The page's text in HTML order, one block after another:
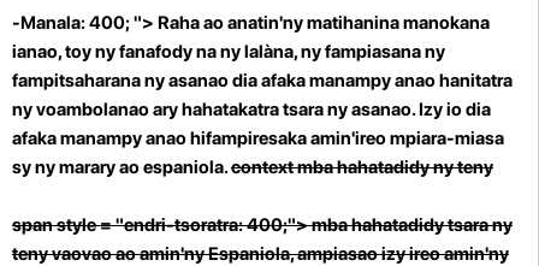
-Manala: 400; "> Raha ao anatin'ny matihanina manokana
ianao, toy ny fanafody na ny lalàna, ny fampiasana ny
fampitsaharana ny asanao dia afaka manampy anao hanitatra
ny voambolanao ary hahatakatra tsara ny asanao. Izy io dia
afaka manampy anao hifampiresaka amin'ireo mpiara-miasa
sy ny marary ao espaniola.context mba hahatadidy ny teny
span style = "endri-tsoratra: 400;"> mba hahatadidy tsara ny
teny vaovao ao amin'ny Espaniola, ampiasao izy ireo amin'ny